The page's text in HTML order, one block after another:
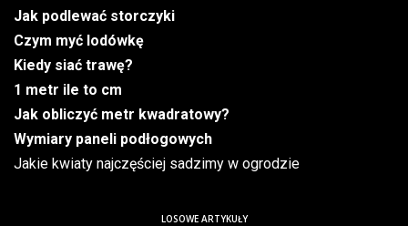
Jak podlewać storczyki
Czym myć lodówkę
Kiedy siać trawę?
1 metr ile to cm
Jak obliczyć metr kwadratowy?
Wymiary paneli podłogowych
Jakie kwiaty najczęściej sadzimy w ogrodzie
LOSOWE ARTYKUŁY